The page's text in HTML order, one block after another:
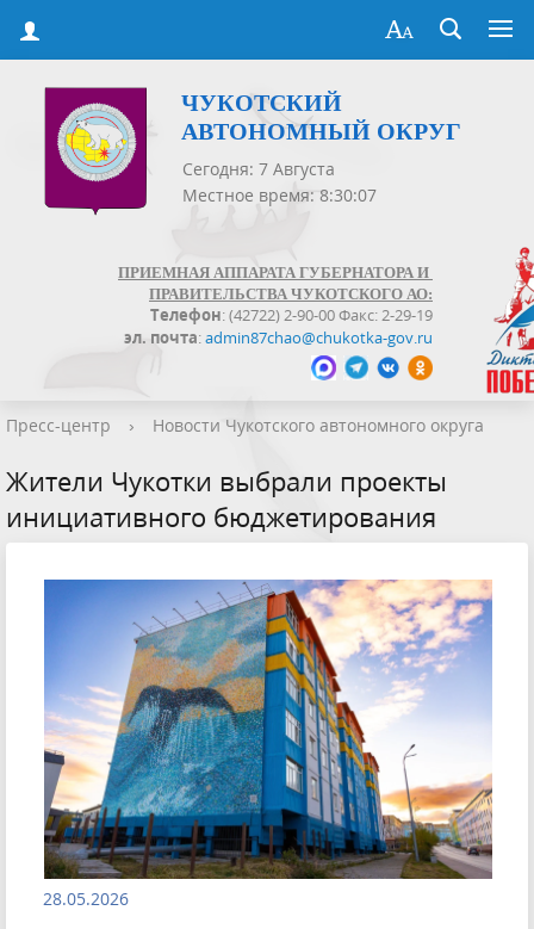
ЧУКОТСКИЙ
АВТОНОМНЫЙ ОКРУГ
Сегодня: 7 Августа
Местное время: 8:30:08
ПРИЕМНАЯ АППАРАТА ГУБЕРНАТОРА И
ПРАВИТЕЛЬСТВА ЧУКОТСКОГО АО:
Телефон: (42722) 2-90-00 Факс: 2-29-19
эл. почта:admin87chao@chukotka-gov.ru
Пресс-центр › Новости Чукотского автономного округа
Жители Чукотки выбрали проекты
инициативного бюджетирования
28.05.2026